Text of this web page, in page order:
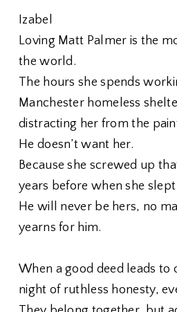
Izabel
Loving Matt Palmer is the
the world.
The hours she spends
Manchester homeless
distracting her from the
He doesn’t want her.
Because she screwed up
years before when she
He will never be hers, no
yearns for him.
When a good deed leads to
night of ruthless honesty,